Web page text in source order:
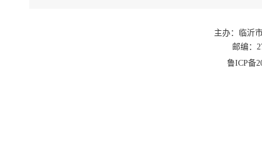
主办：临沂
邮编：
鲁ICP备